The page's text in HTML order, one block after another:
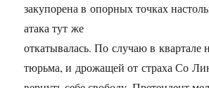
закупорена в опорных точках
атака тут же
откатывалась. По случаю в квартале
тюрьма, и дрожащей от страха Со